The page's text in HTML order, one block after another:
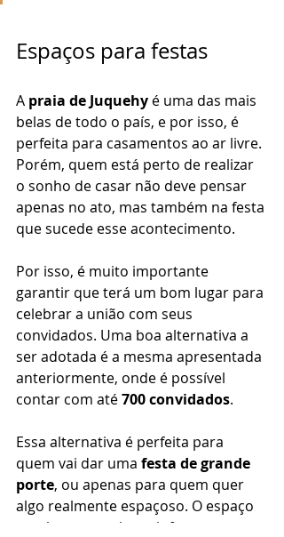
Espaços para festas
A praia de Juquehy é uma das mais
belas de todo o país, e por isso, é
perfeita para casamentos ao ar livre.
Porém, quem está perto de realizar
o sonho de casar não deve pensar
apenas no ato, mas também na festa
que sucede esse acontecimento.
Por isso, é muito importante
garantir que terá um bom lugar para
celebrar a união com seus
convidados. Uma boa alternativa a
ser adotada é a mesma apresentada
anteriormente, onde é possível
contar com até 700 convidados.
Essa alternativa é perfeita para
quem vai dar uma festa de grande
porte, ou apenas para quem quer
algo realmente espaçoso. O espaço
amplo, e a excelente infraestrutura,